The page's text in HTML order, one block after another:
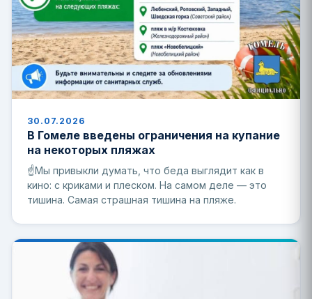
30.07.2026
В Гомеле введены ограничения на купание
на некоторых пляжах
☝️Мы привыкли думать, что беда выглядит как в
кино: с криками и плеском. На самом деле — это
тишина. Самая страшная тишина на пляже.